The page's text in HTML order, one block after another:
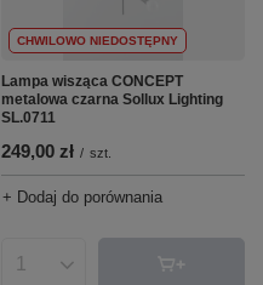
CHWILOWO NIEDOSTĘPNY
Lampa wisząca CONCEPT
metalowa czarna Sollux Lighting
SL.0711
249,00 zł / szt.
+ Dodaj do porównania
Ilość produktów